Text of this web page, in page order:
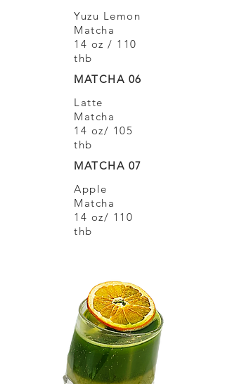
Yuzu Lemon
Matcha
14 oz / 110
thb
MATCHA 06
Latte
Matcha
14 oz/ 105
thb
MATCHA 07
Apple
Matcha
14 oz/ 110
thb